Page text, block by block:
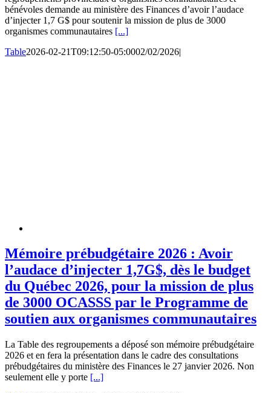
bénévoles demande au ministère des Finances d’avoir l’audace
d’injecter 1,7 G$ pour soutenir la mission de plus de 3000
organismes communautaires [...]
Table2026-02-21T09:12:50-05:0002/02/2026|
Mémoire prébudgétaire 2026 : Avoir
l’audace d’injecter 1,7G$, dès le budget
du Québec 2026, pour la mission de plus
de 3000 OCASSS par le Programme de
soutien aux organismes communautaires
La Table des regroupements a déposé son mémoire prébudgétaire
2026 et en fera la présentation dans le cadre des consultations
prébudgétaires du ministère des Finances le 27 janvier 2026. Non
seulement elle y porte [...]